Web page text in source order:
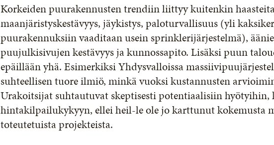
Korkeiden puurakennusten trendiin liittyy kuitenkin
maanjäristyskestävyys, jäykistys, paloturvallisuus (yli
puurakennuksiin vaaditaan usein sprinklerijärjestelmä),
puujulkisivujen kestävyys ja kunnossapito. Lisäksi puun
epäillään yhä. Esimerkiksi Yhdysvalloissa
suhteellisen tuore ilmiö, minkä vuoksi kustannusten
Urakoitsijat suhtautuvat skeptisesti potentiaalisiin hyötyihin,
hintakilpailukykyyn, ellei heil-le ole jo karttunut kokemusta
toteutetuista projekteista.